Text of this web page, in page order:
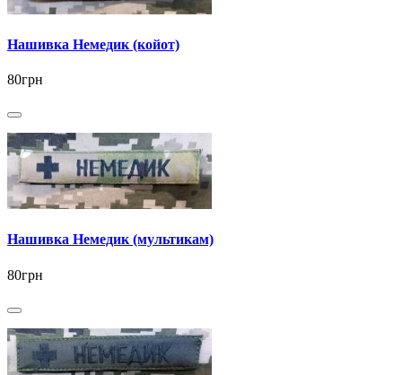
Нашивка Немедик (койот)
80грн
Нашивка Немедик (мультикам)
80грн